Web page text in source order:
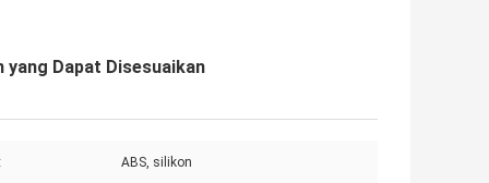
yang Dapat Disesuaikan
ABS, silikon